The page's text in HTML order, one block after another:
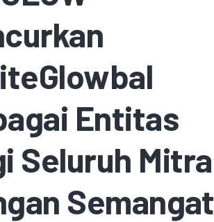
Entitas
Seluruh Mitra
Semangat